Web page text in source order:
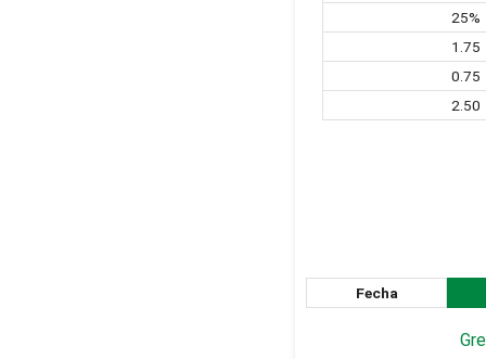
25%
1.75
0.75
2.50
Fecha